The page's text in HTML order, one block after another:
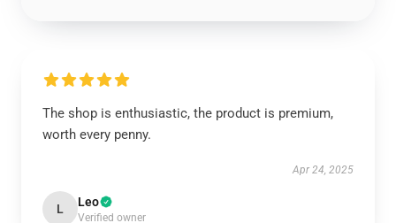
The shop is enthusiastic, the product is premium,
worth every penny.
Apr 24, 2025
L Leo
Verified owner